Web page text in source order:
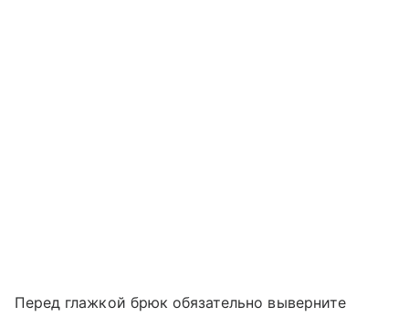
​Перед глажкой брюк обязательно выверните